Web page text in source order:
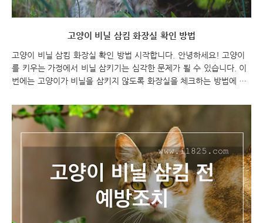
고양이 비닐 삼킴 화장실 확인 방법
고양이 비닐 삼킴 화장실 확인 방법 시작합니다. 안녕하세요! 고양이
를 키우는 가정에서 비닐 삼키기는 심각한 문제가 될 수 있습니다. 이
번에는 고양이가 비닐을 삼키지 않도록 화장실을 체크하는 방법에 대
방법 고양이 비닐 삼킴 고양이 비닐 삼킴 화장실 확인 하기 고양이를
키우는 가정에서 비닐 삼키기는 심각한 문제가 될 수 있습니다. 고양
이의 소화기관에 큰 문제를 일으킬 수 있기 때문입니다. 따라서 우리
는 고양이가 비닐을 삼키지 않도록 화장실을 체크하는 것이 중요합니
다. 이번에는 고양이가 비닐을 삼키지 않도록 화장실을 체크하는 방법
에 대해 알아보겠습니다. 첫 번째로, 화장실을 이용하기 전에 비닐을
체크해야 합니다. 고양이가 비닐을 찢거나 먹을 ..